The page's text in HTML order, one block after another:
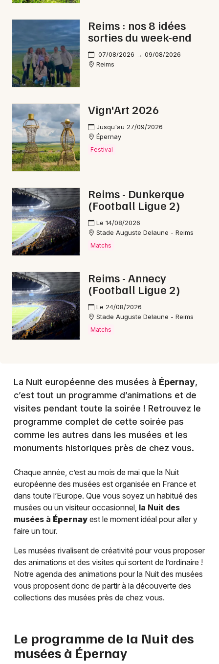
Nuit des Musées dans le Grand Est
Newsletter des sorties
Artistes en tournée
Actus à Épernay
Magazine à Épernay
Choisir mes départements
Mon email
Je m'abonne
Reims : nos 8 idées
sorties du week-end
07/08/2026 → 09/08/2026
Reims
Vign'Art 2026
Jusqu'au 27/09/2026
Épernay
Festival
Reims - Dunkerque
(Football Ligue 2)
Le 14/08/2026
Stade Auguste Delaune - Reims
Matchs
Reims - Annecy
(Football Ligue 2)
Le 24/08/2026
Stade Auguste Delaune - Reims
Matchs
La Nuit européenne des musées à Épernay,
c’est tout un programme d’animations et de
visites pendant toute la soirée ! Retrouvez le
programme complet de cette soirée pas
comme les autres dans les musées et les
monuments historiques près de chez vous.
Chaque année, c’est au mois de mai que la Nuit
européenne des musées est organisée en France et
dans toute l’Europe. Que vous soyez un habitué des
musées ou un visiteur occasionnel, la Nuit des
musées à Épernay est le moment idéal pour aller y
faire un tour.
Les musées rivalisent de créativité pour vous proposer
des animations et des visites qui sortent de l’ordinaire !
Notre agenda des animations pour la Nuit des musées
vous proposent donc de partir à la découverte des
collections des musées près de chez vous.
Le programme de la Nuit des
musées à Épernay